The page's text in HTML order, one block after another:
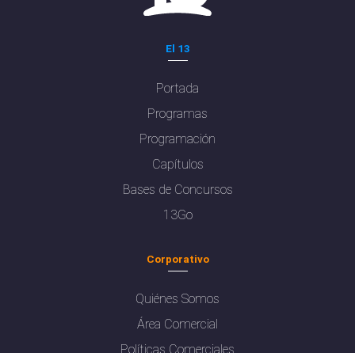
El 13
Portada
Programas
Programación
Capítulos
Bases de Concursos
13Go
Corporativo
Quiénes Somos
Área Comercial
Políticas Comerciales